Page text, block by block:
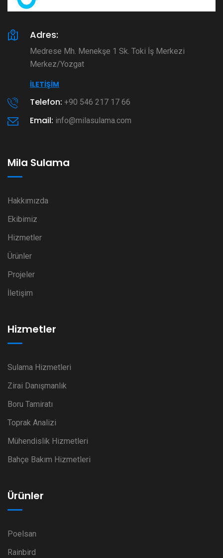
Adres:
Medrese Mh. Menekşe 1 Sk. Toki İş Merkezi
Merkez/Yozgat
İLETIŞIM
Telefon: +90 546 217 17 66
Email: info@milasulama.com
Mila Sulama
Hakkımızda
Ekibimiz
Hizmetler
Ürünler
Projeler
İletişim
Hizmetler
Sulama Hizmetleri
Zirai Danışmanlık
Boru Tamiratı
Toprak Analizi
Mühendislik Hizmetleri
Bahçe Bakım Hizmetleri
Ürünler
Poelsan
Rainbird